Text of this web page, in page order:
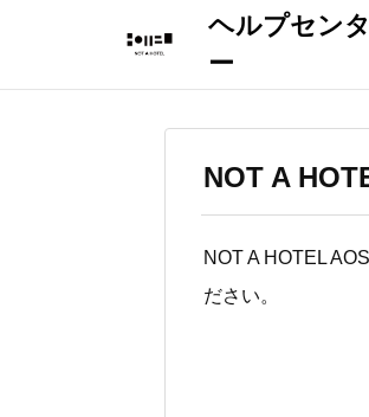
NOT A
NOT A HOTEL
ださい。